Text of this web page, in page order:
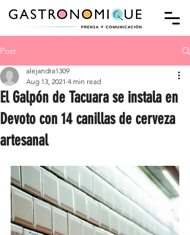
Post
El Galpón de Tacuara se instala en
Devoto con 14 canillas de cerveza
artesanal
alejandra1309
Aug 13, 2021 4 min read